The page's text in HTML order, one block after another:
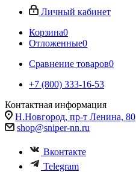
Личный кабинет
Корзина0
Отложенные0
Сравнение товаров0
+7 (800) 333-16-53
Контактная информация
Н.Новгород, пр-т Ленина, 80
shop@sniper-nn.ru
Вконтакте
Telegram